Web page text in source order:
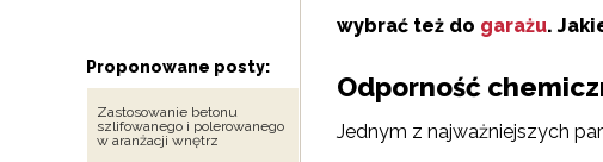
Proponowane posty:
Zastosowanie betonu
szlifowanego i polerowanego
w aranżacji wnętrz
wybrać też do garażu.
Odporność
Jednym z najważniejszych